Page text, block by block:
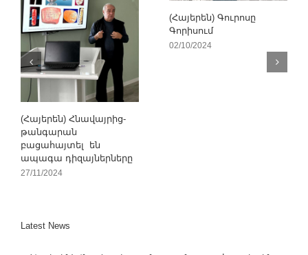
(Հայերեն) Հնավայրից-
թանգարան
բացահայտել են
ապագա դիզայներները
27/11/2024
(Հայերեն) Գուրոսը
Գորիսում
02/10/2024
Latest News